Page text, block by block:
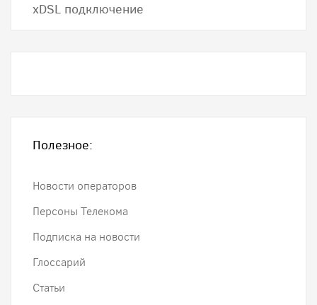
хDSL подключение
Полезное:
Новости операторов
Персоны Телекома
Подписка на новости
Глоссарий
Статьи